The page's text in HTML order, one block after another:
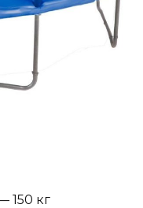
150 кг